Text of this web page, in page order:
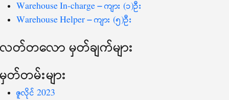
Warehouse In-charge – ကျား (၁)ဦး
Warehouse Helper – ကျား (၅)ဦး
လတ်တ‌လော မှတ်ချက်များ
မှတ်တမ်းများ
ဇူလိုင် 2023